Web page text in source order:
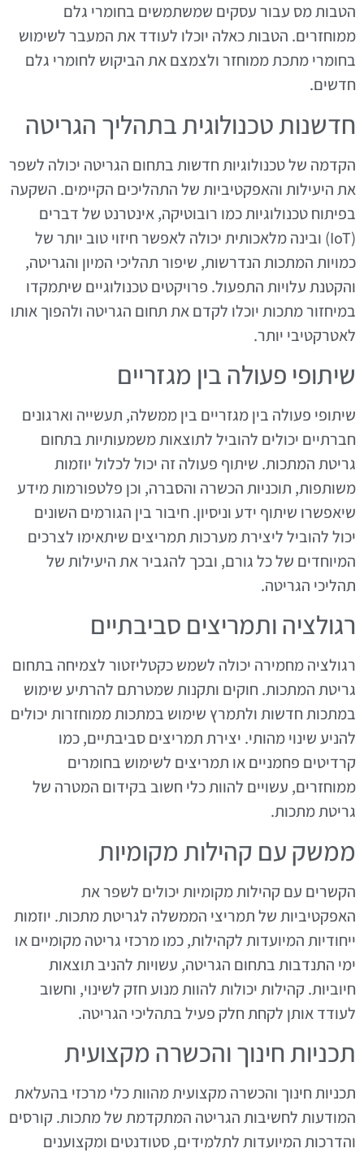
הטבות מס עבור עסקים שמשתמשים בחומרי גלם
ממוחזרים. הטבות כאלה יוכלו לעודד את המעבר לשימוש
בחומרי מתכת ממוחזר ולצמצם את הביקוש לחומרי גלם
חדשים.
חדשנות טכנולוגית בתהליך הגריטה
הקדמה של טכנולוגיות חדשות בתחום הגריטה יכולה לשפר
את היעילות והאפקטיביות של התהליכים הקיימים. השקעה
בפיתוח טכנולוגיות כמו רובוטיקה, אינטרנט של דברים
(IoT) ובינה מלאכותית יכולה לאפשר חיזוי טוב יותר של
כמויות המתכות הנדרשות, שיפור תהליכי המיון והגריטה,
והקטנת עלויות התפעול. פרויקטים טכנולוגיים שיתמקדו
במיחזור מתכות יוכלו לקדם את תחום הגריטה ולהפוך אותו
לאטרקטיבי יותר.
שיתופי פעולה בין מגזריים
שיתופי פעולה בין מגזריים בין ממשלה, תעשייה וארגונים
חברתיים יכולים להוביל לתוצאות משמעותיות בתחום
גריטת המתכות. שיתוף פעולה זה יכול לכלול יוזמות
משותפות, תוכניות הכשרה והסברה, וכן פלטפורמות מידע
שיאפשרו שיתוף ידע וניסיון. חיבור בין הגורמים השונים
יכול להוביל ליצירת מערכות תמריצים שיתאימו לצרכים
המיוחדים של כל גורם, ובכך להגביר את היעילות של
תהליכי הגריטה.
רגולציה ותמריצים סביבתיים
רגולציה מחמירה יכולה לשמש כקטליזטור לצמיחה בתחום
גריטת המתכות. חוקים ותקנות שמטרתם להרתיע שימוש
במתכות חדשות ולתמרץ שימוש במתכות ממוחזרות יכולים
להניע שינוי מהותי. יצירת תמריצים סביבתיים, כמו
קרדיטים פחמניים או תמריצים לשימוש בחומרים
ממוחזרים, עשויים להוות כלי חשוב בקידום המטרה של
גריטת מתכות.
ממשק עם קהילות מקומיות
הקשרים עם קהילות מקומיות יכולים לשפר את
האפקטיביות של תמריצי הממשלה לגריטת מתכות. יוזמות
ייחודיות המיועדות לקהילות, כמו מרכזי גריטה מקומיים או
ימי התנדבות בתחום הגריטה, עשויות להניב תוצאות
חיוביות. קהילות יכולות להוות מנוע חזק לשינוי, וחשוב
לעודד אותן לקחת חלק פעיל בתהליכי הגריטה.
תכניות חינוך והכשרה מקצועית
תכניות חינוך והכשרה מקצועית מהוות כלי מרכזי בהעלאת
המודעות לחשיבות הגריטה המתקדמת של מתכות. קורסים
והדרכות המיועדות לתלמידים, סטודנטים ומקצוענים